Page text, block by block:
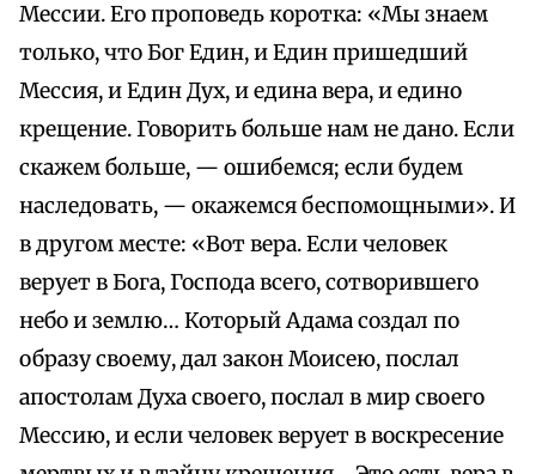
Мессии. Его проповедь коротка: «Мы знаем
только, что Бог Един, и Един пришедший
Мессия, и Един Дух, и едина вера, и едино
крещение. Говорить больше нам не дано. Если
скажем больше, — ошибемся; если будем
наследовать, — окажемся беспомощными». И
в другом месте: «Вот вера. Если человек
верует в Бога, Господа всего, сотворившего
небо и землю… Который Адама создал по
образу своему, дал закон Моисею, послал
апостолам Духа своего, послал в мир своего
Мессию, и если человек верует в воскресение